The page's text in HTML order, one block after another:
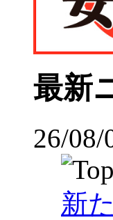
最新
26/08/
新